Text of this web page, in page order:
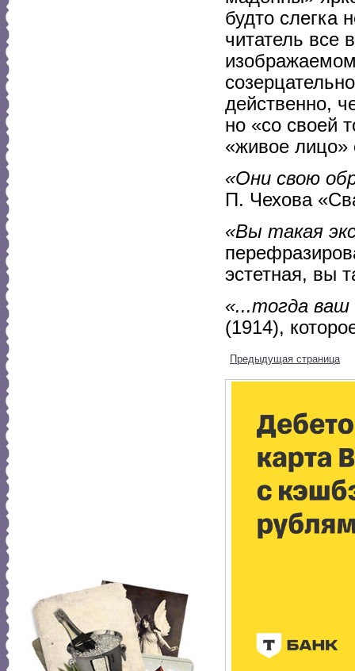
будто слегка
читатель все
действенно,
но «со своей
«живое лицо»
«Они свою
П. Чехова
«Вы такая
эстетная, вы
«...тогда
(1914),
Предыдущая страница